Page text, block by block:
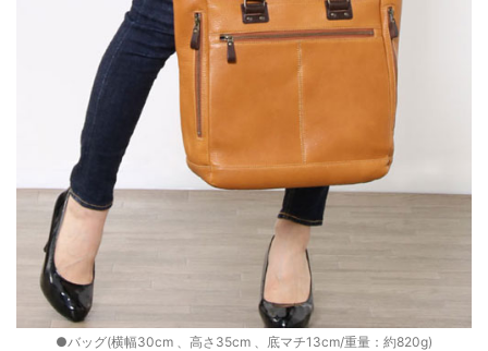
●バッグ(横幅30cm 、高さ35cm 、底マチ13cm/重量：約820g)